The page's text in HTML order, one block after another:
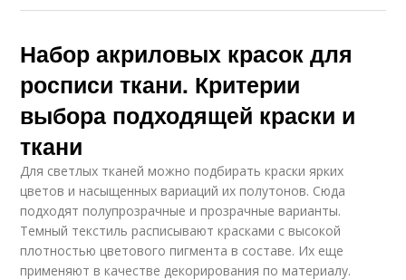
Набор акриловых красок для
росписи ткани. Критерии
выбора подходящей краски и
ткани
Для светлых тканей можно подбирать краски ярких
цветов и насыщенных вариаций их полутонов. Сюда
подходят полупрозрачные и прозрачные варианты.
Темный текстиль расписывают красками с высокой
плотностью цветового пигмента в составе. Их еще
применяют в качестве декорирования по материалу.